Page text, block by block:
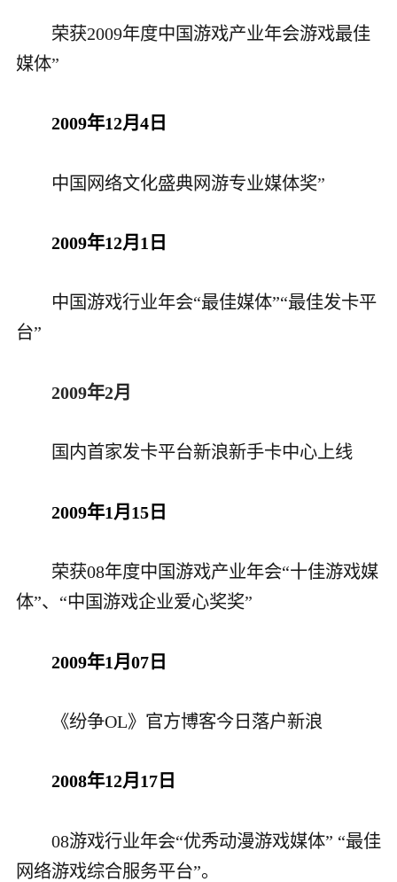
荣获2009年度中国游戏产业年会游戏最佳
媒体”
2009年12月4日
中国网络文化盛典网游专业媒体奖”
2009年12月1日
中国游戏行业年会“最佳媒体”“最佳发卡平
台”
2009年2月
国内首家发卡平台新浪新手卡中心上线
2009年1月15日
荣获08年度中国游戏产业年会“十佳游戏媒
体”、“中国游戏企业爱心奖奖”
2009年1月07日
《纷争OL》官方博客今日落户新浪
2008年12月17日
08游戏行业年会“优秀动漫游戏媒体” “最佳
网络游戏综合服务平台”。